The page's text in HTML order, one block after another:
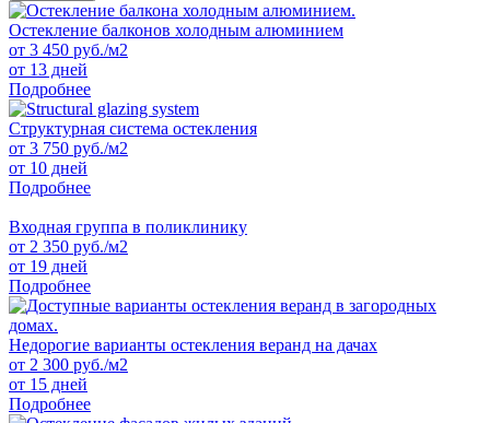
Остекление балконов холодным алюминием
от 3 450 руб./м2
от 13 дней
Подробнее
Структурная система остекления
от 3 750 руб./м2
от 10 дней
Подробнее
Входная группа в поликлинику
от 2 350 руб./м2
от 19 дней
Подробнее
Недорогие варианты остекления веранд на дачах
от 2 300 руб./м2
от 15 дней
Подробнее